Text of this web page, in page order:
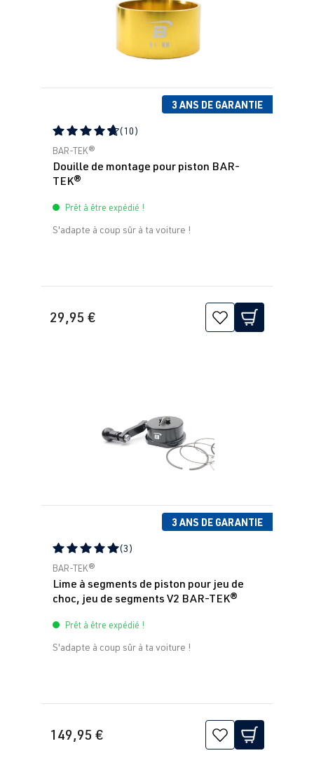
3 ANS DE GARANTIE
Note moyenne de 4.79 sur 5 étoiles
(10)
BAR-TEK®
Douille de montage pour piston BAR-
TEK®
Prêt à être expédié !
S'adapte à coup sûr à ta voiture !
29,95 €
3 ANS DE GARANTIE
Note moyenne de 5 sur 5 étoiles
(3)
BAR-TEK®
Lime à segments de piston pour jeu de
choc, jeu de segments V2 BAR-TEK®
Prêt à être expédié !
S'adapte à coup sûr à ta voiture !
149,95 €